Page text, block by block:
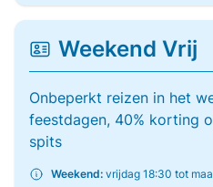
Weekend Vrij
Onbeperkt reizen in het
feestdagen, 40% korting
spits
Weekend: vrijdag 18:30 tot